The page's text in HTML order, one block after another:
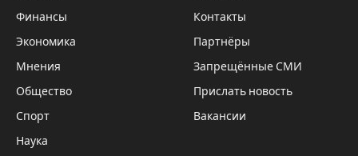
Финансы
Экономика
Мнения
Общество
Спорт
Наука
Контакты
Партнёры
Запрещённые СМИ
Прислать новость
Вакансии